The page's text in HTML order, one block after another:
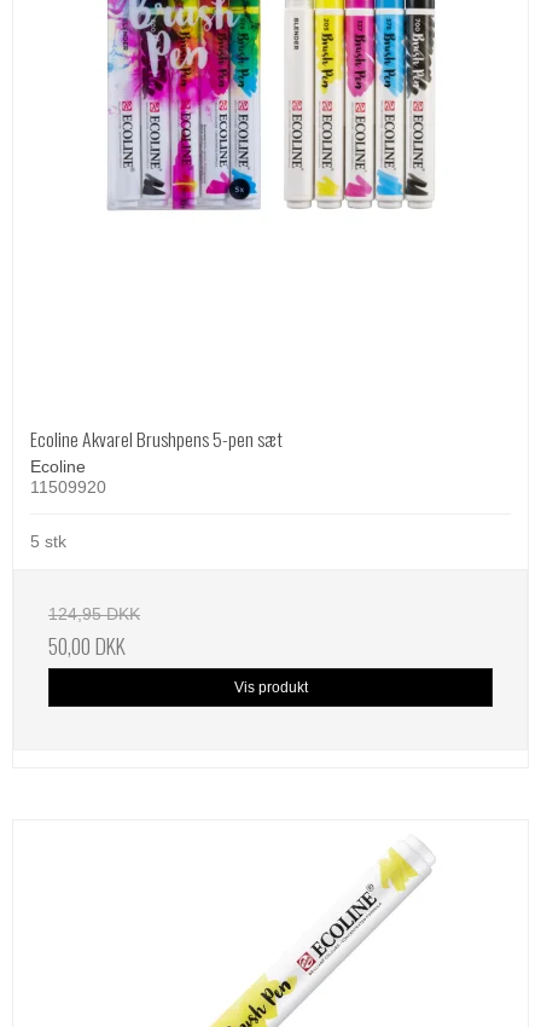
Ecoline Akvarel Brushpens 5-pen sæt
Ecoline
11509920
5 stk
124,95 DKK
50,00 DKK
Vis produkt